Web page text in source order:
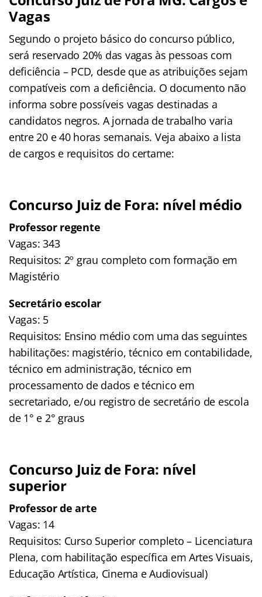
Vagas
Segundo o projeto básico do concurso público,
será reservado 20% das vagas às pessoas com
deficiência – PCD, desde que as atribuições sejam
compatíveis com a deficiência. O documento não
informa sobre possíveis vagas destinadas a
candidatos negros. A jornada de trabalho varia
entre 20 e 40 horas semanais. Veja abaixo a lista
de cargos e requisitos do certame:
Concurso Juiz de Fora: nível médio
Professor regente
Vagas: 343
Requisitos: 2º grau completo com formação em
Magistério
Secretário escolar
Vagas: 5
Requisitos: Ensino médio com uma das seguintes
habilitações: magistério, técnico em contabilidade,
técnico em administração, técnico em
processamento de dados e técnico em
secretariado, e/ou registro de secretário de escola
de 1° e 2° graus
Concurso Juiz de Fora: nível
superior
Professor de arte
Vagas: 14
Requisitos: Curso Superior completo – Licenciatura
Plena, com habilitação específica em Artes Visuais,
Educação Artística, Cinema e Audiovisual)